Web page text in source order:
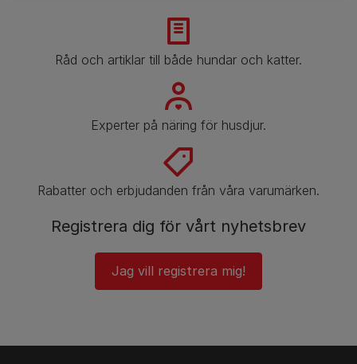
Råd och artiklar till både hundar och katter.
Experter på näring för husdjur.
Rabatter och erbjudanden från våra varumärken.
Registrera dig för vårt nyhetsbrev
Jag vill registrera mig!